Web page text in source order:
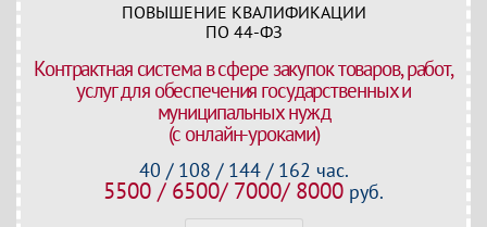
ПОВЫШЕНИЕ КВАЛИФИКАЦИИ
ПО 44-ФЗ
Контрактная система в сфере закупок товаров, работ,
услуг для обеспечения государственных и
муниципальных нужд
(с онлайн-уроками)
40 / 108 / 144 / 162 час.
5500 / 6500/ 7000/ 8000 руб.